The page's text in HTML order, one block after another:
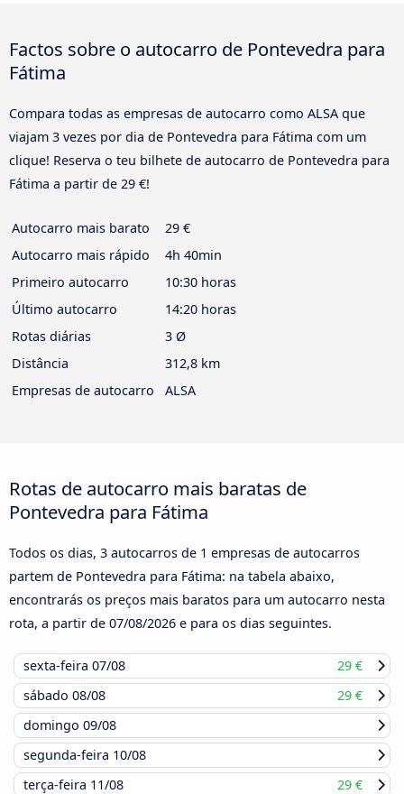
Factos sobre o autocarro de Pontevedra para
Fátima
Compara todas as empresas de autocarro como ALSA que
viajam 3 vezes por dia de Pontevedra para Fátima com um
clique! Reserva o teu bilhete de autocarro de Pontevedra para
Fátima a partir de 29 €!
Autocarro mais barato
29 €
Autocarro mais rápido
4h 40min
Primeiro autocarro
10:30 horas
Último autocarro
14:20 horas
Rotas diárias
3 Ø
Distância
312,8 km
Empresas de autocarro
ALSA
Rotas de autocarro mais baratas de
Pontevedra para Fátima
Todos os dias, 3 autocarros de 1 empresas de autocarros
partem de Pontevedra para Fátima: na tabela abaixo,
encontrarás os preços mais baratos para um autocarro nesta
rota, a partir de 07/08/2026 e para os dias seguintes.
sexta-feira 07/08
29 €
sábado 08/08
29 €
domingo 09/08
segunda-feira 10/08
terça-feira 11/08
29 €